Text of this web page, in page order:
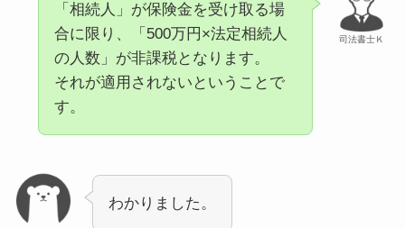
司法書士Ｋ
「相続人」が保険金を受け取る場
合に限り、「500万円×法定相続人
の人数」が非課税となります。
それが適用されないということで
す。
わかりました。